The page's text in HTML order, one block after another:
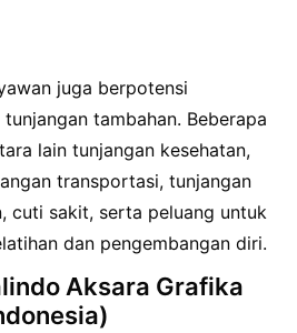
juga berpotensi
tambahan. Beberapa
lain tunjangan kesehatan,
transportasi, tunjangan
cuti sakit, serta peluang untuk
dan pengembangan diri.
Aksara Grafika